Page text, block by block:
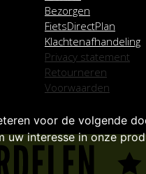
Bezorgen
FietsDirectPlan
Klachtenafhandeling
Privacy statement
Retourneren
Voorwaarden
voor de volgende
uw interesse in onze